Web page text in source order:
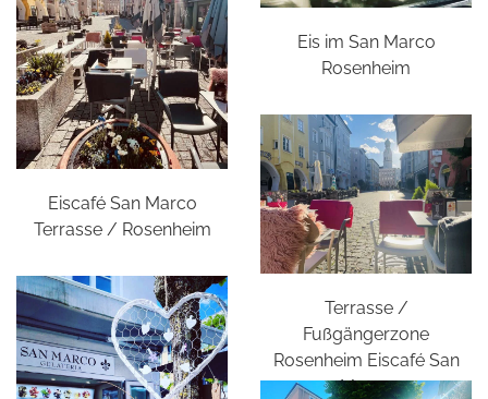
Eis im San Marco
Rosenheim
Eiscafé San Marco
Terrasse / Rosenheim
Terrasse /
Fußgängerzone
Rosenheim Eiscafé San
Marco